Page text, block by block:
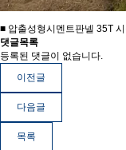
■ 압출성형시멘트판넬 35T
댓글목록
등록된 댓글이 없습니다.
이전글
다음글
목록